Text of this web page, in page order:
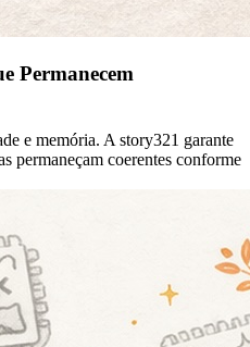
Permanecem
e memória. A story321 garante
permaneçam coerentes conforme